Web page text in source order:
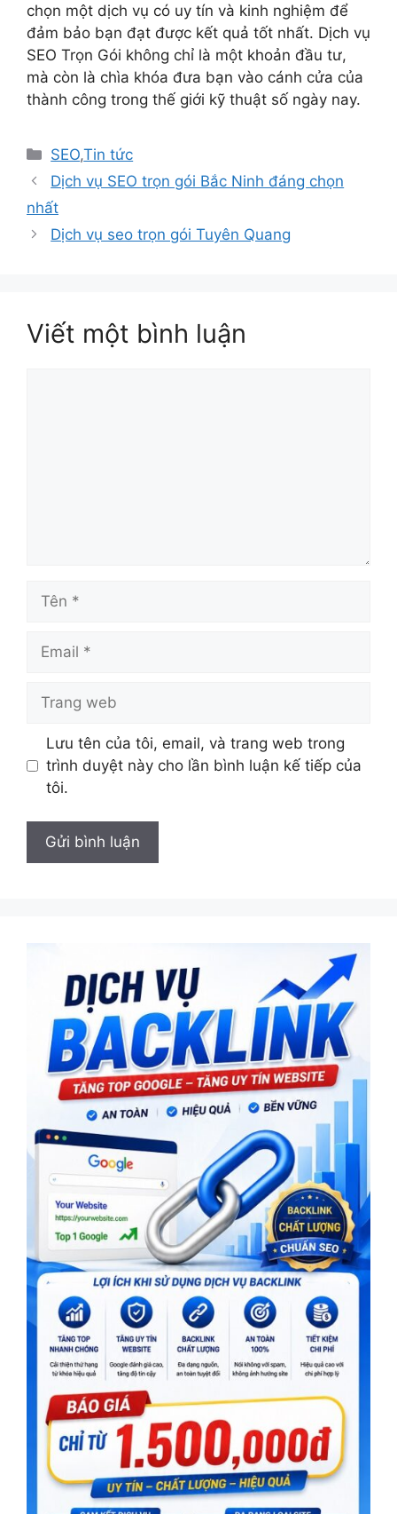
chọn một dịch vụ có uy tín và kinh nghiệm để
đảm bảo bạn đạt được kết quả tốt nhất. Dịch vụ
SEO Trọn Gói không chỉ là một khoản đầu tư,
mà còn là chìa khóa đưa bạn vào cánh cửa của
thành công trong thế giới kỹ thuật số ngày nay.
Danh
mục
SEO,Tin tức
Dịch vụ SEO trọn gói Bắc Ninh đáng chọn
nhất
Dịch vụ seo trọn gói Tuyên Quang
Viết một bình luận
web
Lưu tên của tôi, email, và trang web trong
trình duyệt này cho lần bình luận kế tiếp của
tôi.